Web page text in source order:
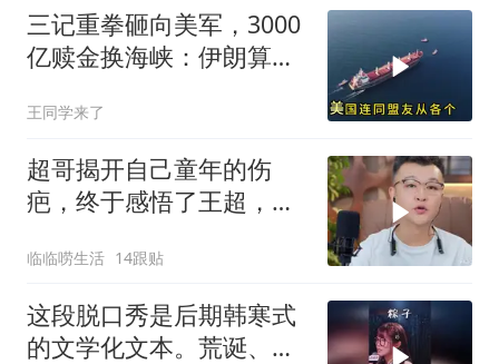
三记重拳砸向美军，3000
亿赎金换海峡：伊朗算准
王同学来了
超哥揭开自己童年的伤
疤，终于感悟了王超，他
临临唠生活 14跟贴
这段脱口秀是后期韩寒式
的文学化文本。荒诞、激